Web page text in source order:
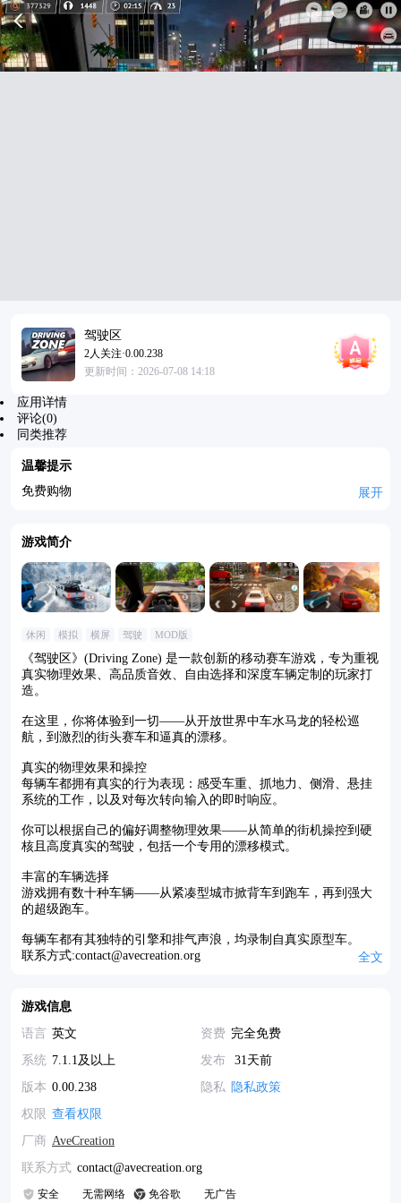
驾驶区
2人关注·0.00.238
更新时间：2026-07-08 14:18
应用详情
评论(0)
同类推荐
温馨提示
免费购物
展开
游戏简介
休闲 模拟 横屏 驾驶 MOD版
《驾驶区》(Driving Zone) 是一款创新的移动赛车游戏，专为重视
真实物理效果、高品质音效、自由选择和深度车辆定制的玩家打
造。
在这里，你将体验到一切——从开放世界中车水马龙的轻松巡
航，到激烈的街头赛车和逼真的漂移。
真实的物理效果和操控
每辆车都拥有真实的行为表现：感受车重、抓地力、侧滑、悬挂
系统的工作，以及对每次转向输入的即时响应。
你可以根据自己的偏好调整物理效果——从简单的街机操控到硬
核且高度真实的驾驶，包括一个专用的漂移模式。
丰富的车辆选择
游戏拥有数十种车辆——从紧凑型城市掀背车到跑车，再到强大
的超级跑车。
每辆车都有其独特的引擎和排气声浪，均录制自真实原型车。
联系方式:contact@avecreation.org
全文
游戏信息
语言 英文 资费 完全免费
系统 7.1.1及以上 发布
31天前
版本 0.00.238 隐私 隐私政策
权限 查看权限
厂商 AveCreation
联系方式 contact@avecreation.org
安全 无需网络 免谷歌 无广告